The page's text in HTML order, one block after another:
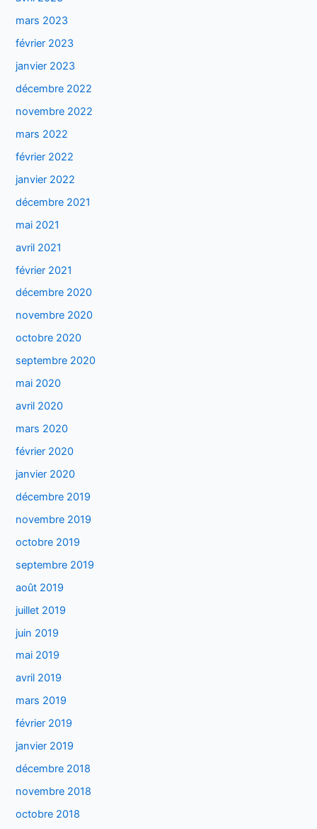
mars 2023
février 2023
janvier 2023
décembre 2022
novembre 2022
mars 2022
février 2022
janvier 2022
décembre 2021
mai 2021
avril 2021
février 2021
décembre 2020
novembre 2020
octobre 2020
septembre 2020
mai 2020
avril 2020
mars 2020
février 2020
janvier 2020
décembre 2019
novembre 2019
octobre 2019
septembre 2019
août 2019
juillet 2019
juin 2019
mai 2019
avril 2019
mars 2019
février 2019
janvier 2019
décembre 2018
novembre 2018
octobre 2018